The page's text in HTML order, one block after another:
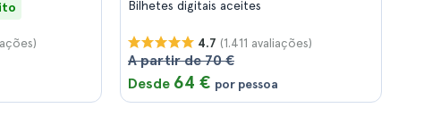
Bilhetes digitais aceites
4.7 (1.411 avaliações)
A partir de 70 €
Desde 64 € por pessoa